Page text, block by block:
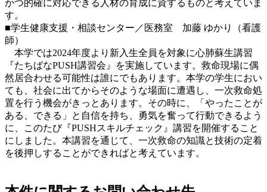
かつ的確に対応できる人材の育成に資するものと考えていま
す。
■学生健康支援・相談センター／医務室 加藤 ゆかり（看護
師）
本学では2024年度より新入生全員を対象に心肺蘇生講習
『たちばなPUSH講習会』を実施しています。救命現場に偶
然居合わせる可能性は誰にでもあります。本学の学生におい
ても、社会に出てからそのような場面に遭遇し、一次救命処
置を行う機会がきっとあります。その時に、「やったことが
ある、できる」と自信を持ち、勇気を奮って行動できるよう
に、このたび『PUSHスキルチェック』講習を開催すること
にしました。本講習を通じて、一次救命の知識と技術の定着
を後押しすることができればと考えています。